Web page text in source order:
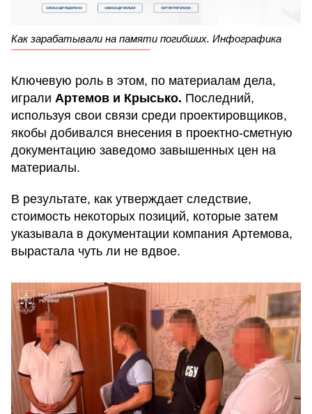
Как зарабатывали на памяти погибших. Инфографика
Ключевую роль в этом, по материалам дела,
играли Артемов и Крысько. Последний,
используя свои связи среди проектировщиков,
якобы добивался внесения в проектно-сметную
документацию заведомо завышенных цен на
материалы.
В результате, как утверждает следствие,
стоимость некоторых позиций, которые затем
указывала в документации компания Артемова,
вырастала чуть ли не вдвое.